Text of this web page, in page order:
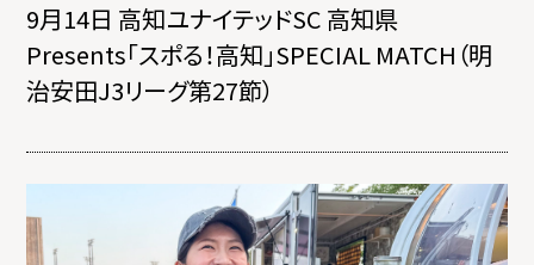
9月14日 高知ユナイテッドSC 高知県
Presents「スポる！高知」SPECIAL MATCH（明
治安田J3リーグ第27節）